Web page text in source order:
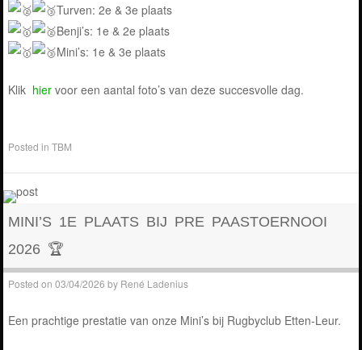
Turven: 2e & 3e plaats
Benji’s: 1e & 2e plaats
Mini’s: 1e & 3e plaats
Klik hier voor een aantal foto’s van deze succesvolle dag.
Posted inTBM
MINI’S 1E PLAATS BIJ PRE PAASTOERNOOI
2026 🏆
Posted on03/04/2026 by René Ladenius
Een prachtige prestatie van onze Mini’s bij Rugbyclub Etten-Leur.